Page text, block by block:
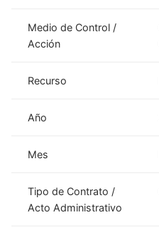
Medio de Control /
Acción
Recurso
Año
Mes
Tipo de Contrato /
Acto Administrativo